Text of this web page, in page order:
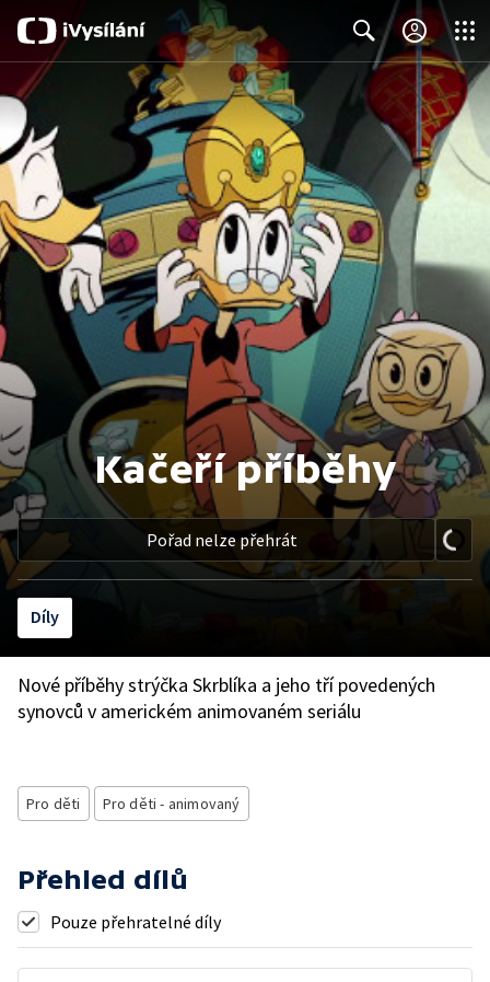
Search Close
Kačeří příběhy
Pořad nelze přehrát
Díly
Nové příběhy strýčka Skrblíka a jeho tří povedených
synovců v americkém animovaném seriálu
Pro děti Pro děti - animovaný
Přehled dílů
Pouze přehratelné díly